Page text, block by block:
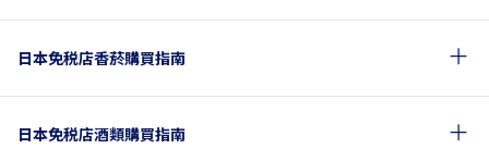
日本免税店香菸購買指南
日本免税店酒類購買指南